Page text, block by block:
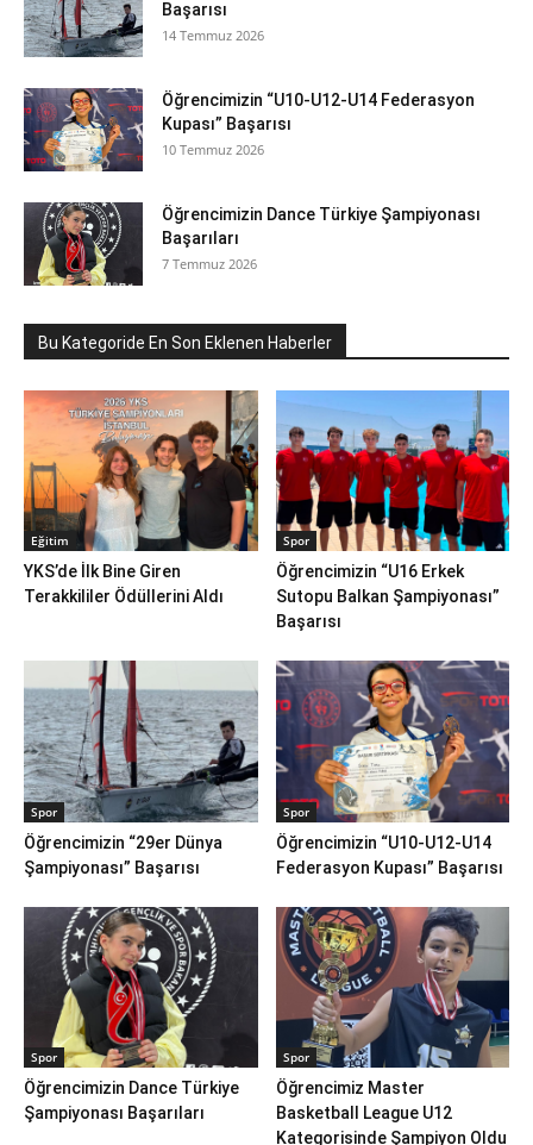
Başarısı
14 Temmuz 2026
Öğrencimizin “U10-U12-U14 Federasyon
Kupası” Başarısı
10 Temmuz 2026
Öğrencimizin Dance Türkiye Şampiyonası
Başarıları
7 Temmuz 2026
Bu Kategoride En Son Eklenen Haberler
Eğitim
YKS’de İlk Bine Giren
Terakkililer Ödüllerini Aldı
Spor
Öğrencimizin “U16 Erkek
Sutopu Balkan Şampiyonası”
Başarısı
Spor
Öğrencimizin “29er Dünya
Şampiyonası” Başarısı
Spor
Öğrencimizin “U10-U12-U14
Federasyon Kupası” Başarısı
Spor
Öğrencimizin Dance Türkiye
Şampiyonası Başarıları
Spor
Öğrencimiz Master
Basketball League U12
Kategorisinde Şampiyon Oldu